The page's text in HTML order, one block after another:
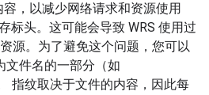
，以减少网络请求和资源使用
标头。这可能会导致 WRS 使用过
源。为了避免这个问题，您可以
文件名的一部分（如
指纹取决于文件的内容，因此每